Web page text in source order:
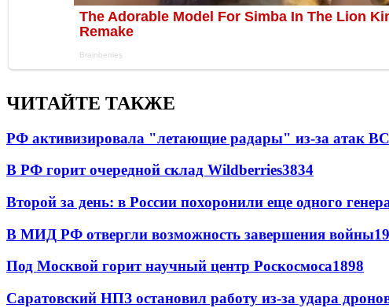
ЧИТАЙТЕ ТАКЖЕ
РФ активизировала "летающие радары" из-за атак
В РФ горит очередной склад Wildberries3834
Второй за день: в России похоронили еще одного
В МИД РФ отвергли возможность завершения войны
Под Москвой горит научный центр Роскосмоса1898
Саратовский НПЗ остановил работу из-за удара